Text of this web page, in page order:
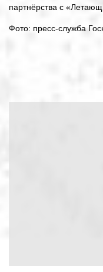
партнёрства с
Фото: пресс-служба